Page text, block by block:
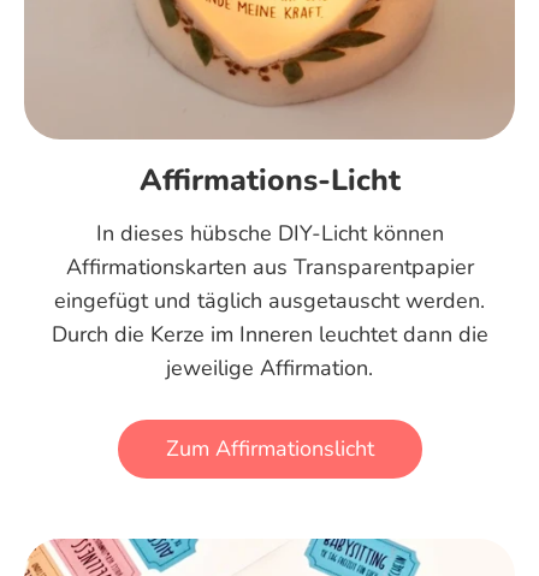
Affirmations-Licht
In dieses hübsche DIY-Licht können
Affirmationskarten aus Transparentpapier
eingefügt und täglich ausgetauscht werden.
Durch die Kerze im Inneren leuchtet dann die
jeweilige Affirmation.
Zum Affirmationslicht